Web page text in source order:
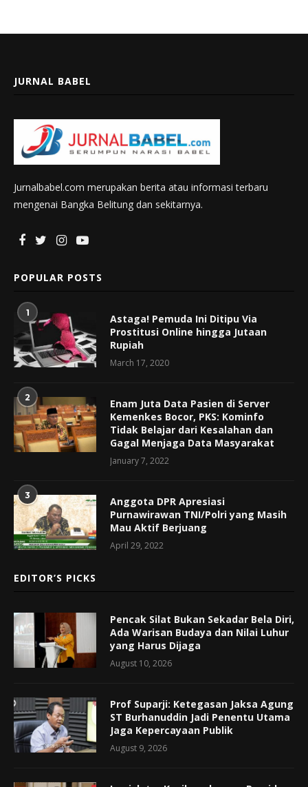
JURNAL BABEL
Jurnalbabel.com merupakan berita atau informasi terbaru
mengenai Bangka Belitung dan sekitarnya.
POPULAR POSTS
1
Astaga! Pemuda Ini Ditipu Via
Prostitusi Online hingga Jutaan
Rupiah
March 17, 2020
2
Enam Juta Data Pasien di Server
Kemenkes Bocor, PKS: Kominfo
Tidak Belajar dari Kesalahan dan
Gagal Menjaga Data Masyarakat
January 7, 2022
3
Anggota DPR Apresiasi
Purnawirawan TNI/Polri yang Masih
Mau Aktif Berjuang
April 29, 2022
EDITOR’S PICKS
Pencak Silat Bukan Sekadar Bela Diri,
Ada Warisan Budaya dan Nilai Luhur
yang Harus Dijaga
August 10, 2026
Prof Suparji: Ketegasan Jaksa Agung
ST Burhanuddin Jadi Penentu Utama
Jaga Kepercayaan Publik
August 9, 2026